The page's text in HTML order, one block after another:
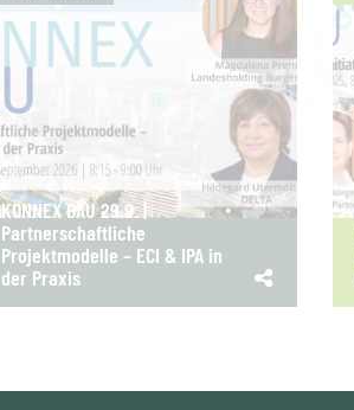
KONNEX BAU 29.9. |
Partnerschaftliche
Projektmodelle – ECI & IPA in
der Praxis